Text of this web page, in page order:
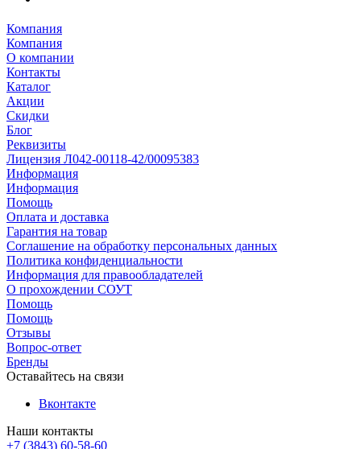
Компания
Компания
О компании
Контакты
Каталог
Акции
Скидки
Блог
Реквизиты
Лицензия Л042-00118-42/00095383
Информация
Информация
Помощь
Оплата и доставка
Гарантия на товар
Соглашение на обработку персональных данных
Политика конфиденциальности
Информация для правообладателей
О прохождении СОУТ
Помощь
Помощь
Отзывы
Вопрос-ответ
Бренды
Оставайтесь на связи
Вконтакте
Наши контакты
+7 (3843) 60-58-60